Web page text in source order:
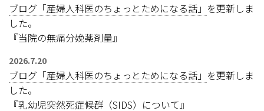
ブログ「産婦人科医のちょっとためになる話」 を更新しま
した。
『当院の無痛分娩薬剤量』
2026.7.20
ブログ「産婦人科医のちょっとためになる話」 を更新しま
した。
『乳幼児突然死症候群（SIDS）について』